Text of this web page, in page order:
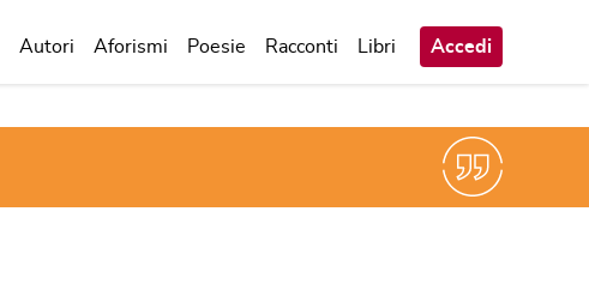
Autori Aforismi Poesie Racconti Libri Accedi